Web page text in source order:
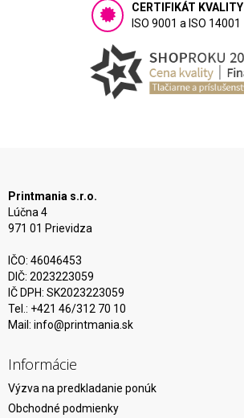
CERTIFIKÁT KVALITY
ISO 9001 a ISO 14001
Printmania s.r.o.
Lúčna 4
971 01 Prievidza
IČO: 46046453
DIČ: 2023223059
IČ DPH: SK2023223059
Tel.: +421 46/312 70 10
Mail: info@printmania.sk
Informácie
Výzva na predkladanie ponúk
Obchodné podmienky